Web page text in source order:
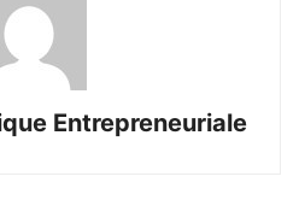
Entrepreneuriale